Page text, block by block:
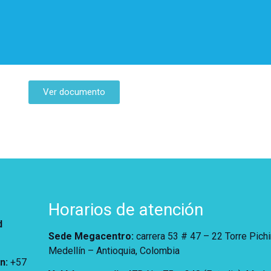
Ver documento
: +57
Horarios de atención
Sede Megacentro: carrera 53 # 47 – 22 Torre
Medellín – Antioquia, Colombia